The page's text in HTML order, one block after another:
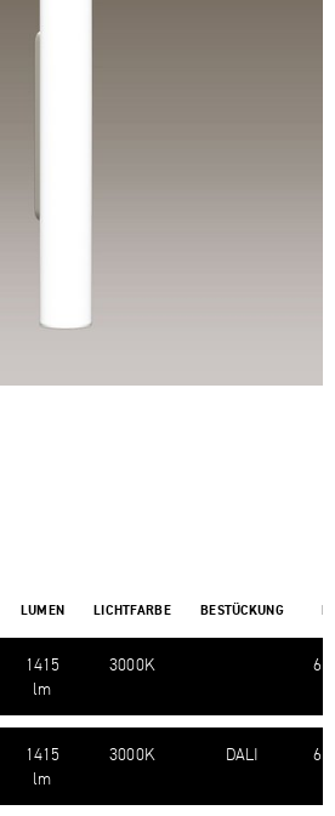
LUMEN LICHTFARBE BESTÜCKUNG H
1415
lm
3000K
1415
lm
3000K DALI